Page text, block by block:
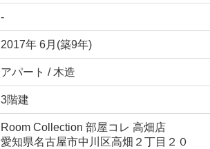
-
2017年 6月(築9年)
アパート / 木造
3階建
Room Collection 部屋コレ 高畑店
愛知県名古屋市中川区高畑２丁目２０